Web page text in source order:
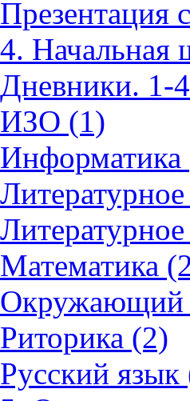
Презентация
4. Начальная
Дневники. 1-
ИЗО (1)
Информатика
Математика
Окружающий
Риторика (2)
Русский язык